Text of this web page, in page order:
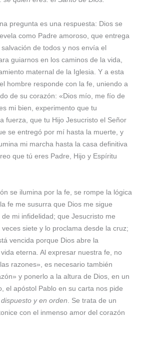
pregunta es una respuesta: Dios se
como Padre amoroso, que entrega
de todos y nos envía el
guiarnos en los caminos de la vida,
maternal de la Iglesia. Y a esta
hombre responde con la fe, uniendo a
de su corazón: «Dios mío, me fío de
mi bien, experimento que tu
fuerza, que tu Hijo Jesucristo el Señor
se entregó por mí hasta la muerte, y
mi marcha hasta la casa definitiva
que tú eres Padre, Hijo y Espíritu
se ilumina por la fe, se rompe la lógica
fe me susurra que Dios me sigue
mi infidelidad; que Jesucristo me
siete y lo proclama desde la cruz;
vencida porque Dios abre la
eterna. Al expresar nuestra fe, no
razones», es necesario también
y ponerlo a la altura de Dios, en un
el apóstol Pablo en su carta nos pide
y en orden . Se trata de un
con el inmenso amor del corazón